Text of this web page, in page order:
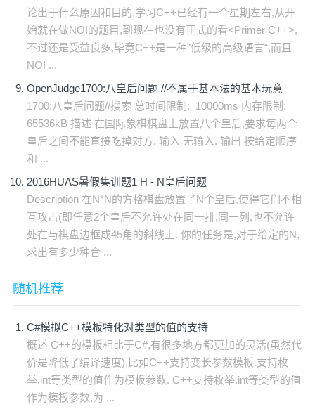
论出于什么原因和目的,学习C++已经有一个星期左右,从开
始就在做NOI的题目,到现在也没有正式的看<Primer C++>,
不过还是受益良多,毕竟C++是一种”低级的高级语言“,而且
NOI ...
OpenJudge1700:八皇后问题 //不属于基本法的基本玩意
1700:八皇后问题//搜索 总时间限制: 10000ms 内存限制:
65536kB 描述 在国际象棋棋盘上放置八个皇后,要求每两个
皇后之间不能直接吃掉对方. 输入 无输入. 输出 按给定顺序
和 ...
2016HUAS暑假集训题1 H - N皇后问题
Description 在N*N的方格棋盘放置了N个皇后,使得它们不相
互攻击(即任意2个皇后不允许处在同一排,同一列,也不允许
处在与棋盘边框成45角的斜线上. 你的任务是,对于给定的N,
求出有多少种合 ...
随机推荐
C#模拟C++模板特化对类型的值的支持
概述 C++的模板相比于C#,有很多地方都更加的灵活(虽然代
价是降低了编译速度),比如C++支持变长参数模板.支持枚
举.int等类型的值作为模板参数. C++支持枚举.int等类型的值
作为模板参数,为 ...